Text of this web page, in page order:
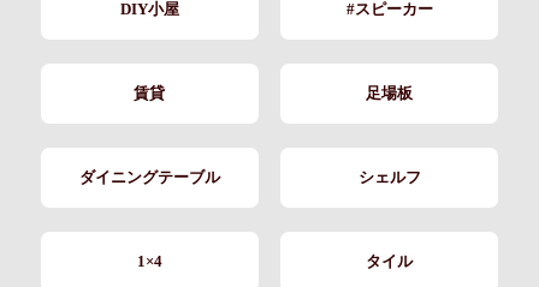
DIY小屋 #スピーカー
賃貸 足場板
ダイニングテーブル シェルフ
1×4 タイル